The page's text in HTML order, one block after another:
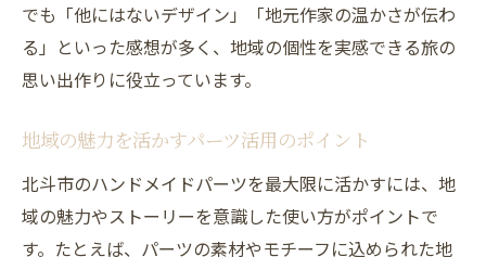
でも「他にはないデザイン」「地元作家の温かさが伝わ
る」といった感想が多く、地域の個性を実感できる旅の
思い出作りに役立っています。
地域の魅力を活かすパーツ活用のポイント
北斗市のハンドメイドパーツを最大限に活かすには、地
域の魅力やストーリーを意識した使い方がポイントで
す。たとえば、パーツの素材やモチーフに込められた地